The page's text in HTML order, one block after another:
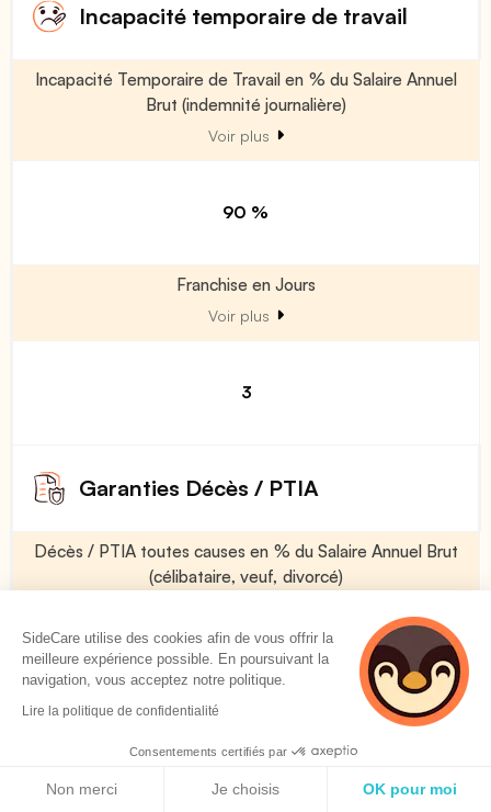
Incapacité temporaire de travail
Incapacité Temporaire de Travail en % du Salaire Annuel
Brut (indemnité journalière)
Voir plus
90 %
Franchise en Jours
Voir plus
3
Garanties Décès / PTIA
Décès / PTIA toutes causes en % du Salaire Annuel Brut
(célibataire, veuf, divorcé)
0 %
Décès / PTIA toutes causes en % du Salaire Annuel Brut
(marié)
SideCare utilise des cookies afin de vous offrir la
meilleure expérience possible. En poursuivant la
navigation, vous acceptez notre politique.
Lire la politique de confidentialité
Consentements certifiés par
Non merci Je choisis OK pour moi